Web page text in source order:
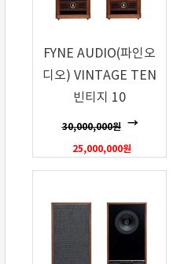
FYNE AUDIO(파인오
디오) VINTAGE TEN
빈티지 10
30,000,000원
25,000,000원